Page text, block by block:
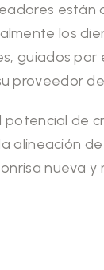
están
los
guiados por
proveedor de
potencial de
alineación
nueva y